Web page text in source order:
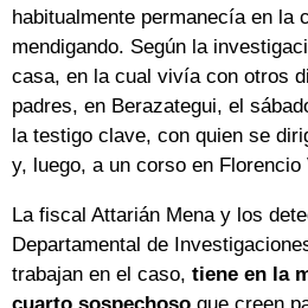
habitualmente permanecía en la
mendigando. Según la
casa, en la cual vivía con otros
padres, en Berazategui, el
la testigo clave, con quien se
y, luego, a un corso en Florencio
La fiscal Attarián Mena y los
Departamental de
trabajan en el caso, tiene en la